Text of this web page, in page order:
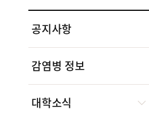
공지사항
감염병 정보
대학소식